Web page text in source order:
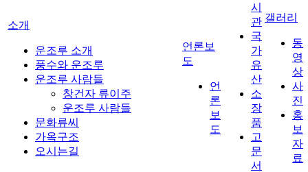
소개
운조루 소개
풍수와 운조루
운조루 사람들
창건자 류이주
운조루 사람들
문화류씨
가옥구조
오시는길
언론보
도
언
론
보
도
시
관
국
가
유
산
소
장
품
고
문
서
갤러리
동
영
상
사
진
홍
보
자
료